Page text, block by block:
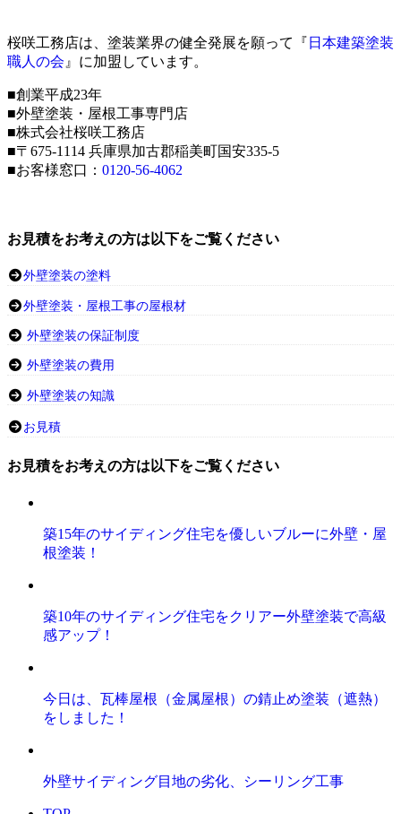
桜咲工務店は、塗装業界の健全発展を願って『 日本建築塗装
職人の会 』に加盟しています。
■創業平成23年
■外壁塗装・屋根工事専門店
■株式会社桜咲工務店
■〒675-1114 兵庫県加古郡稲美町国安335-5
■お客様窓口： 0120-56-4062
お見積をお考えの方は以下をご覧ください
外壁塗装の塗料
外壁塗装・屋根工事の屋根材
外壁塗装の保証制度
外壁塗装の費用
外壁塗装の知識
お見積
お見積をお考えの方は以下をご覧ください
築15年のサイディング住宅を優しいブルーに外壁・屋
根塗装！
築10年のサイディング住宅をクリアー外壁塗装で高級
感アップ！
今日は、瓦棒屋根（金属屋根）の錆止め塗装（遮熱）
をしました！
外壁サイディング目地の劣化、シーリング工事